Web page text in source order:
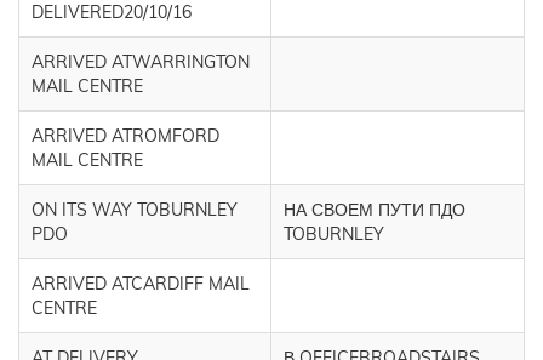
DELIVERED20/10/16
ARRIVED ATWARRINGTON
MAIL CENTRE
ARRIVED ATROMFORD
MAIL CENTRE
ON ITS WAY TOBURNLEY
PDO
НА СВОЕМ ПУТИ ПДО
TOBURNLEY
ARRIVED ATCARDIFF MAIL
CENTRE